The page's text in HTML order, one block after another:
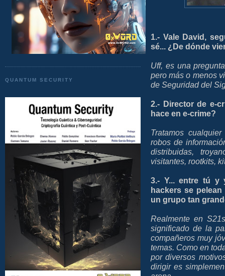
QUANTUM SECURITY
1.- Vale David,
sé... ¿De dónde
Uff, es una
pero más o menos
de Seguridad del
2.- Director de e-
hace en e-crime?
Tratamos
robos de
distribuidas,
visitantes, rootkits,
3.- Y... entre tú y
hackers se
un grupo tan
Realmente en
significado de la
compañeros muy
temas. Como en
por diversos
dirigir es